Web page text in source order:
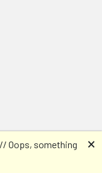
Oops, something
🗙